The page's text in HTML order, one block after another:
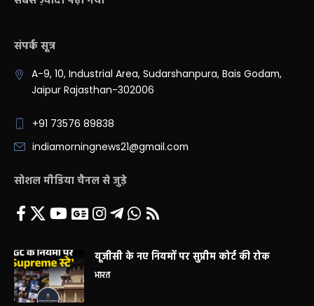
संपर्क सूत्र
A-9, 10, Industrial Area, Sudarshanpura, Bais Godam,
Jaipur Rajasthan-302006
+91 73576 89838
indiamorningnews21@gmail.com
सोशल मीडिया चैनल से जुड़े
यूजीसी के नए नियमों पर सुप्रीम कोर्ट की रोक
भारत